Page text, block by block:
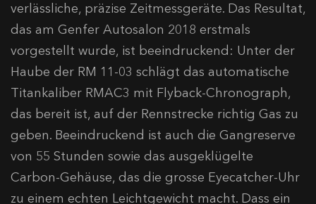
verlässliche, präzise Zeitmessgeräte. Das Resultat,
das am Genfer Autosalon 2018 erstmals
vorgestellt wurde, ist beeindruckend: Unter der
Haube der RM 11-03 schlägt das automatische
Titankaliber RMAC3 mit Flyback-Chronograph,
das bereit ist, auf der Rennstrecke richtig Gas zu
geben. Beeindruckend ist auch die Gangreserve
von 55 Stunden sowie das ausgeklügelte
Carbon-Gehäuse, das die grosse Eyecatcher-Uhr
zu einem echten Leichtgewicht macht. Dass ein